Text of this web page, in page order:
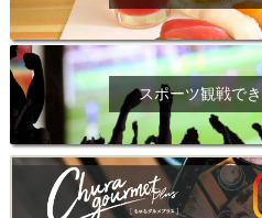
スポーツ観戦で